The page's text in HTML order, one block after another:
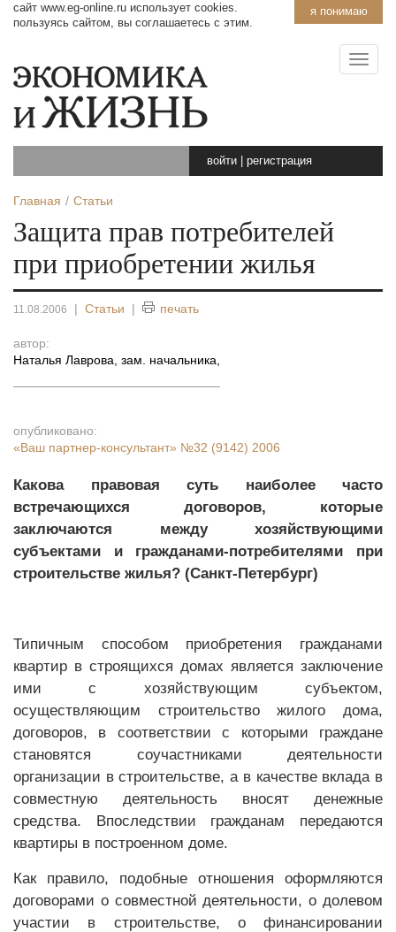
я понимаю
сайт www.eg-online.ru использует cookies.
пользуясь сайтом, вы соглашаетесь с этим.
войти регистрация
Главная Статьи
Защита прав потребителей
при приобретении жилья
11.08.2006 | Статьи | печать
автор:
Наталья Лаврова, зам. начальника
опубликовано:
«Ваш партнер-консультант» №32 (9142) 2006
Какова правовая суть наиболее часто
встречающихся договоров, которые
заключаются между хозяйствующими
субъектами и гражданами-потребителями при
строительстве жилья? (Санкт-Петербург)
Типичным способом приобретения гражданами
квартир в строящихся домах является заключение
ими с хозяйствующим субъектом,
осуществляющим строительство жилого дома,
договоров, в соответствии с которыми граждане
становятся соучастниками деятельности
организации в строительстве, а в качестве вклада в
совместную деятельность вносят денежные
средства. Впоследствии гражданам передаются
квартиры в построенном доме.
Как правило, подобные отношения оформляются
договорами о совместной деятельности, о долевом
участии в строительстве, о финансировании